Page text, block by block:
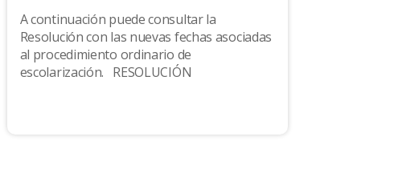
A continuación puede consultar la
Resolución con las nuevas fechas asociadas
al procedimiento ordinario de
escolarización. RESOLUCIÓN